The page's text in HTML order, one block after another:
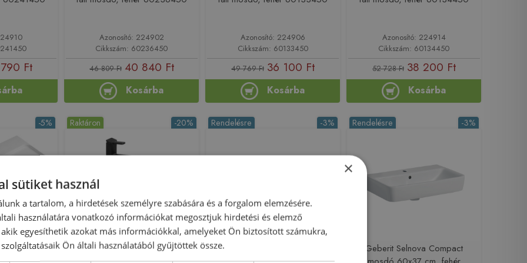
Ft
Azonosító: 224902
Cikkszám: 60236450
46 809 Ft 40 840 Ft
Kosárba
Azonosító: 224906
Cikkszám: 60133450
49 769 Ft 36 100 Ft
Kosárba
Azonosító: 224914
Cikkszám: 60134450
52 728 Ft 38 200 Ft
Kosárba
-5%
cm fali
-20%
Raktáron
Mexen Iris falra/pultra ültethető
-3%
Rendelésre
Geberit Selnova Compact
-3%
Rendelésre
Geberit Selnova Compact
×
sütiket használ
a tartalom, a hirdetések személyre szabására és a forgalom elemzésére.
használatára vonatkozó információkat megosztjuk hirdetési és elemző
egyesíthetik azokat más információkkal, amelyeket Ön biztosított számukra,
Ön általi használatából gyűjtöttek össze.